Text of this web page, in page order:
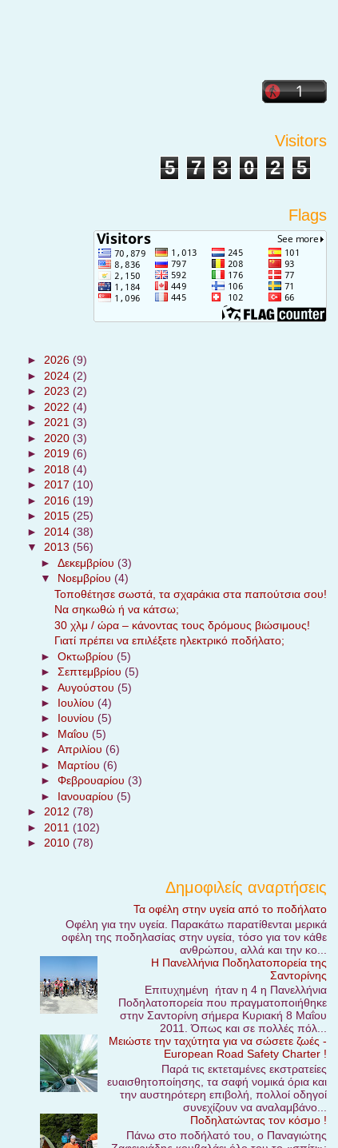
Visitors
5 7 3 0 2 5
Flags
►2026(9)
► 2024(2)
►2023(2)
► 2022(4)
►2021(3)
► 2020(3)
►2019(6)
► 2018(4)
►2017(10)
► 2016(19)
►2015(25)
► 2014(38)
▼2013(56)
► Δεκεμβρίου (3)
▼ Νοεμβρίου (4)
Τοποθέτησε σωστά, τα σχαράκια στα παπούτσια σου!
Να σηκωθώ ή να κάτσω;
30 χλμ / ώρα – κάνοντας τους δρόμους βιώσιμους!
Γιατί πρέπει να επιλέξετε ηλεκτρικό ποδήλατο;
► Οκτωβρίου (5)
► Σεπτεμβρίου (5)
► Αυγούστου (5)
► Ιουλίου (4)
► Ιουνίου (5)
► Μαΐου (5)
► Απριλίου (6)
► Μαρτίου (6)
► Φεβρουαρίου (3)
► Ιανουαρίου (5)
►2012(78)
► 2011(102)
►2010(78)
Δημοφιλείς αναρτήσεις
Τα οφέλη στην υγεία από το ποδήλατο
Οφέλη για την υγεία. Παρακάτω παρατίθενται μερικά
οφέλη της ποδηλασίας στην υγεία, τόσο για τον κάθε
ανθρώπου, αλλά και την κο...
Η Πανελλήνια Ποδηλατοπορεία της
Σαντορίνης
Επιτυχημένη ήταν η 4 η Πανελλήνια
Ποδηλατοπορεία που πραγματοποιήθηκε
στην Σαντορίνη σήμερα Κυριακή 8 Μαΐου
2011. Όπως και σε πολλές πόλ...
Μειώστε την ταχύτητα για να σώσετε ζωές -
European Road Safety Charter !
Παρά τις εκτεταμένες εκστρατείες
ευαισθητοποίησης, τα σαφή νομικά όρια και
την αυστηρότερη επιβολή, πολλοί οδηγοί
συνεχίζουν να αναλαμβάνο...
Ποδηλατώντας τον κόσμο !
Πάνω στο ποδήλατό του, ο Παναγιώτης